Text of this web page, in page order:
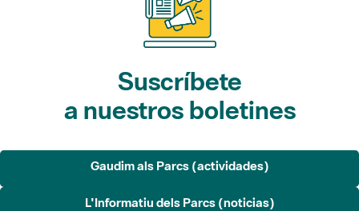
Suscríbete
a nuestros boletines
Gaudim als Parcs (actividades)
L'Informatiu dels Parcs (noticias)